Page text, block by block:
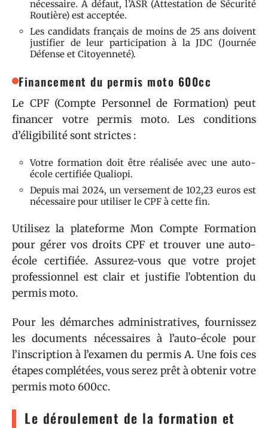
nécessaire. À défaut, l’ASR (Attestation de Sécurité
Routière) est acceptée.
Les candidats français de moins de 25 ans doivent
justifier de leur participation à la JDC (Journée
Défense et Citoyenneté).
Financement du permis moto 600cc
Le CPF (Compte Personnel de Formation) peut
financer votre permis moto. Les conditions
d’éligibilité sont strictes :
Votre formation doit être réalisée avec une auto-
école certifiée Qualiopi.
Depuis mai 2024, un versement de 102,23 euros est
nécessaire pour utiliser le CPF à cette fin.
Utilisez la plateforme Mon Compte Formation
pour gérer vos droits CPF et trouver une auto-
école certifiée. Assurez-vous que votre projet
professionnel est clair et justifie l’obtention du
permis moto.
Pour les démarches administratives, fournissez
les documents nécessaires à l’auto-école pour
l’inscription à l’examen du permis A. Une fois ces
étapes complétées, vous serez prêt à obtenir votre
permis moto 600cc.
Le déroulement de la formation et